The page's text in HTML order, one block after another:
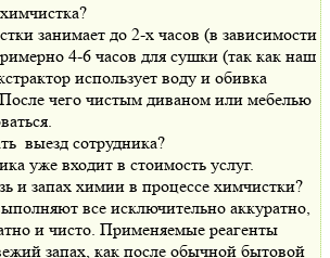
занимает до 2-х часов (в зависимости
4-6 часов для сушки (так как наш
использует воду и обивка
чего чистым диваном или мебелью
выезд сотрудника?
уже входит в стоимость услуг.
и запах химии в процессе химчистки?
все исключительно аккуратно,
и чисто. Применяемые реагенты
запах, как после обычной бытовой